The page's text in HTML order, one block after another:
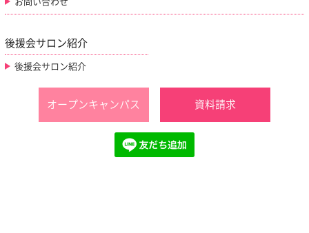
後援会サロン紹介
後援会サロン紹介
オープンキャンパス 資料請求